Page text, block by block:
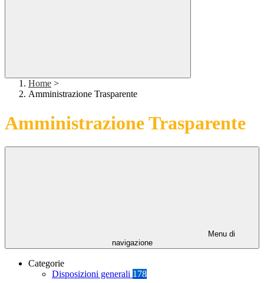
Home >
Amministrazione Trasparente
Amministrazione Trasparente
Menu di
navigazione
Categorie
Disposizioni generali 178